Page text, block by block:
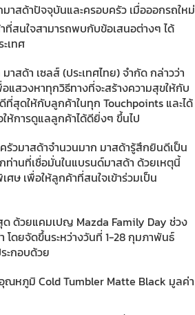
าสด้าปัจจุบันและครอบครัว เมื่อออกรถใหม่
ที่สนใจสามารถพบกับข้อเสนอต่างๆ ได้
เทศ
สด้า เซลส์ (ประเทศไทย) จำกัด กล่าวว่า
แสวงหาทุกวิธีทางที่จะสร้างความสุขให้กับ
สุดให้กับลูกค้าในทุก Touchpoints และได้
ห้การดูแลลูกค้าได้ดียิ่งๆ ขึ้นไป
รัวมาสด้าจำนวนมาก มาสด้ารู้สึกยินดีเป็น
านที่เชื่อมั่นในแบรนด์มาสด้า ด้วยเหตุนี้
เพื่อให้ลูกค้าที่สนใจเข้าร่วมเป็น
ด้วยแคมเปญ Mazda Family Day ช่วง
โดยจัดขึ้นระหว่างวันที่ 1-28 กุมภาพันธ์
ะกอบด้วย
หภูมิ Cold Tumbler Matte Black มูลค่า